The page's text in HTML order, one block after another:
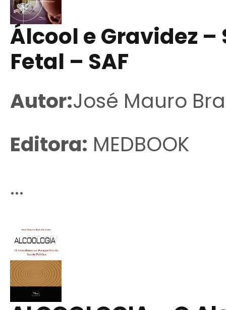
Álcool e Gravidez
Fetal – SAF
Autor:José Mauro
Editora: MEDBOOK
...